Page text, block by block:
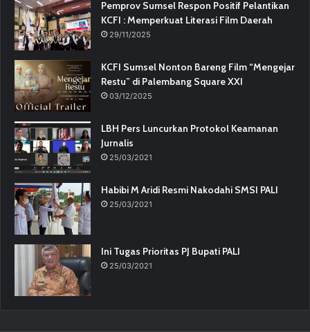
Pemprov Sumsel Respon Positif Pelantikan
KCFI : Memperkuat Literasi Film Daerah
29/11/2025
KCFI Sumsel Nonton Bareng Film “Mengejar
Restu” di Palembang Square XXI
03/12/2025
LBH Pers Luncurkan Protokol Keamanan
Jurnalis
25/03/2021
Habibi M Aridi Resmi Nakodahi SMSI PALI
25/03/2021
Ini Tugas Prioritas PJ Bupati PALI
25/03/2021